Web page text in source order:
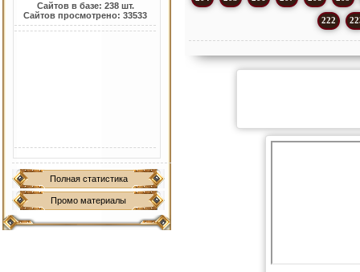
Сайтов в базе: 238 шт.
Сайтов просмотрено: 33533
Полная статистика
Промо материалы
222